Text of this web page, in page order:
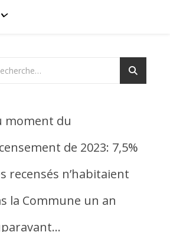
moment du
de 2023: 7,5%
recensés n’habitaient
la Commune un an